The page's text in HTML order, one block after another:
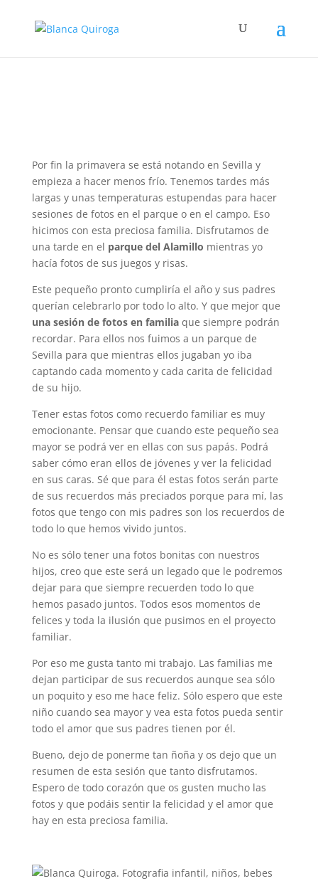
Por fin la primavera se está notando en Sevilla y
empieza a hacer menos frío. Tenemos tardes más
largas y unas temperaturas estupendas para hacer
sesiones de fotos en el parque o en el campo. Eso
hicimos con esta preciosa familia. Disfrutamos de
una tarde en el parque del Alamillo mientras yo
hacía fotos de sus juegos y risas.
Este pequeño pronto cumpliría el año y sus padres
querían celebrarlo por todo lo alto. Y que mejor que
una sesión de fotos en familiaque siempre podrán
recordar. Para ellos nos fuimos a un parque de
Sevilla para que mientras ellos jugaban yo iba
captando cada momento y cada carita de felicidad
de su hijo.
Tener estas fotos como recuerdo familiar es muy
emocionante. Pensar que cuando este pequeño sea
mayor se podrá ver en ellas con sus papás. Podrá
saber cómo eran ellos de jóvenes y ver la felicidad
en sus caras. Sé que para él estas fotos serán parte
de sus recuerdos más preciados porque para mí, las
fotos que tengo con mis padres son los recuerdos de
todo lo que hemos vivido juntos.
No es sólo tener una fotos bonitas con nuestros
hijos, creo que este será un legado que le podremos
dejar para que siempre recuerden todo lo que
hemos pasado juntos. Todos esos momentos de
felices y toda la ilusión que pusimos en el proyecto
familiar.
Por eso me gusta tanto mi trabajo. Las familias me
dejan participar de sus recuerdos aunque sea sólo
un poquito y eso me hace feliz. Sólo espero que este
niño cuando sea mayor y vea esta fotos pueda sentir
todo el amor que sus padres tienen por él.
Bueno, dejo de ponerme tan ñoña y os dejo que un
resumen de esta sesión que tanto disfrutamos.
Espero de todo corazón que os gusten mucho las
fotos y que podáis sentir la felicidad y el amor que
hay en esta preciosa familia.